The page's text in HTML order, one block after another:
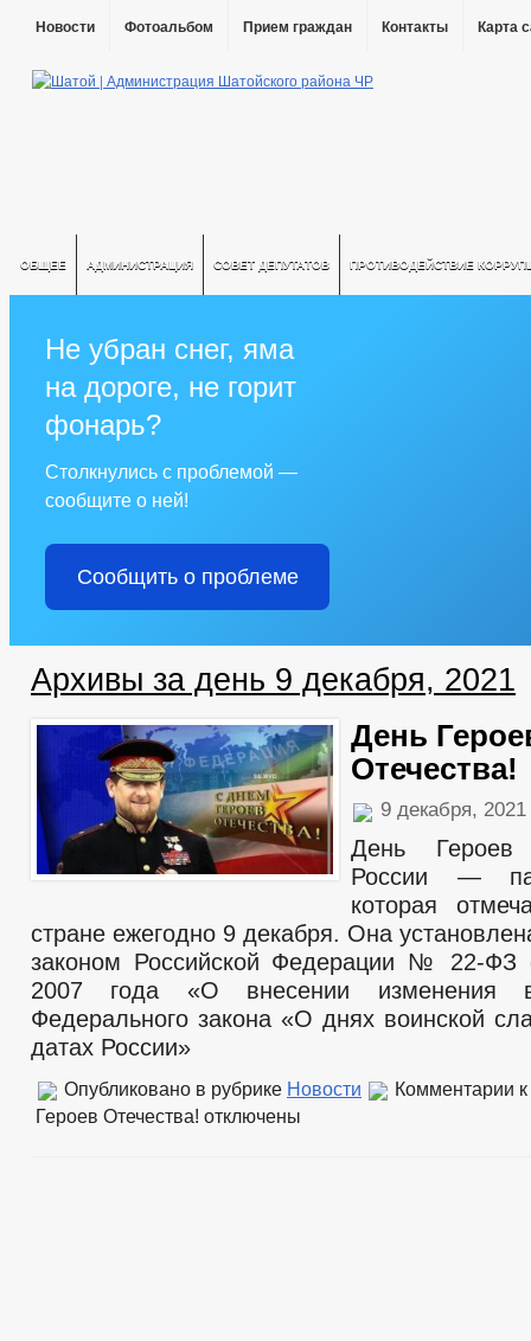
Новости Фотоальбом Прием граждан Контакты Карта
ОБЩЕЕ АДМИНИСТРАЦИЯ СОВЕТ ДЕПУТАТОВ ПРОТИВОДЕЙСТВИЕ
Не убран снег, яма
на дороге, не горит
фонарь?
Столкнулись с проблемой —
сообщите о ней!
Сообщить о проблеме
Архивы за день 9 декабря, 2021
День
Отечества!
9 декабря, 2021
День
России —
которая
стране ежегодно 9 декабря. Она
законом Российской Федерации № 22-ФЗ
2007 года «О внесении изменения
Федерального закона «О днях воинской
датах России»
Опубликовано в рубрике Новости Комментарии
Героев Отечества! отключены